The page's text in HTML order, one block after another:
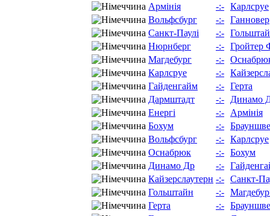
Армінія
-:- Карлсруе
Вольфсбург
-:- Ганновер
Санкт-Паулі
-:-
Нюрнберг
-:- Гройтер
Магдебург
-:-
Карлсруе
-:-
Гайденгайм
-:- Герта
Дармштадт
-:-
Динамо
Енергі
-:-
Армінія
Бохум
-:-
Вольфсбург
-:- Карлсруе
Оснабрюк
-:- Бохум
Динамо Др
-:-
Кайзерслаутерн -:- Санкт-
Гольштайн
-:-
Герта
-:-